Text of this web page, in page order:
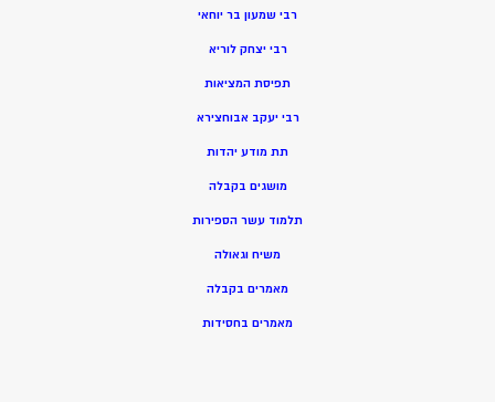
רבי שמעון בר יוחאי
רבי יצחק לוריא
תפיסת המציאות
רבי יעקב אבוחצירא
תת מודע יהדות
מושגים בקבלה
תלמוד עשר הספירות
משיח וגאולה
מאמרים בקבלה
מאמרים בחסידות